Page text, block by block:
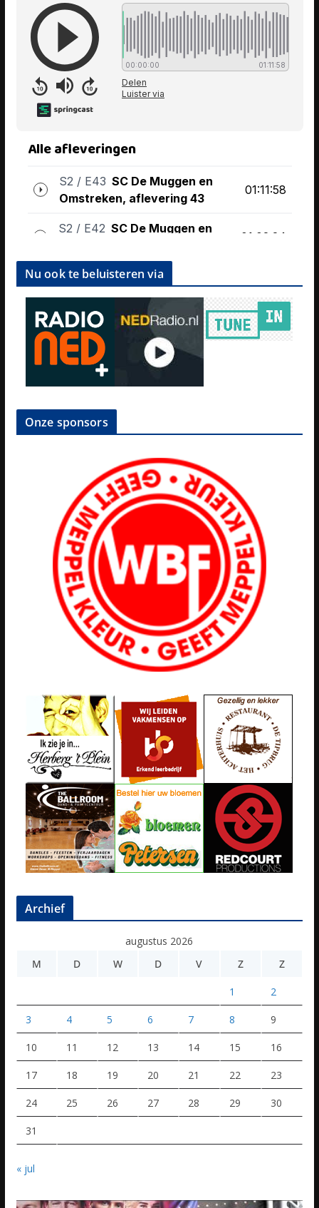
Nu ook te beluisteren via
Onze sponsors
Archief
augustus 2026
M
D W D V Z Z
1 2
3 4 5 6 7 8 9
10 11 12 13 14 15 16
17 18 19 20 21 22 23
24 25 26 27 28 29 30
31
« jul